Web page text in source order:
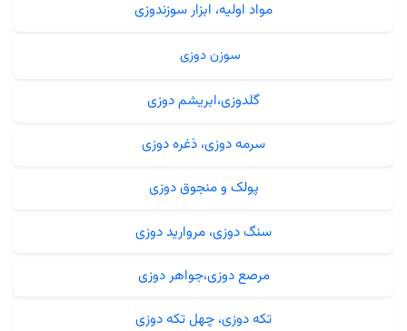
مواد اولیه، ابزار سوزندوزی
سوزن دوزی
گلدوزی،ابریشم دوزی
سرمه دوزی، ذغره دوزی
پولک و منجوق دوزی
سنگ دوزی، مروارید دوزی
مرصع دوزی،جواهر دوزی
تکه دوزی، چهل تکه دوزی